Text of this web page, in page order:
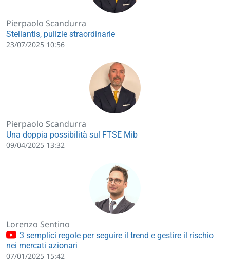
Pierpaolo Scandurra
Stellantis, pulizie straordinarie
23/07/2025 10:56
Pierpaolo Scandurra
Una doppia possibilità sul FTSE Mib
09/04/2025 13:32
Lorenzo Sentino
3 semplici regole per seguire il trend e gestire il rischio
nei mercati azionari
07/01/2025 15:42